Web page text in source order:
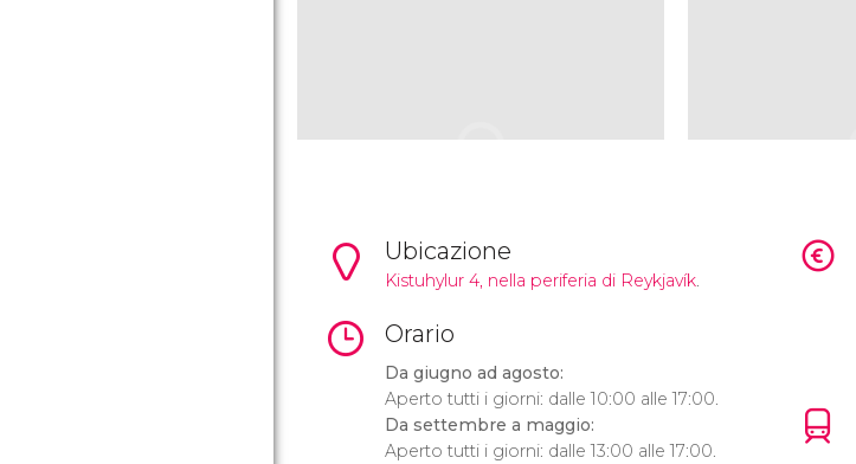
Ubicazione
Kistuhylur 4, nella periferia di Reykjavík.
Orario
Da giugno ad agosto:
Aperto tutti i giorni: dalle 10:00 alle 17:00.
Da settembre a maggio:
Aperto tutti i giorni: dalle 13:00 alle 17:00.